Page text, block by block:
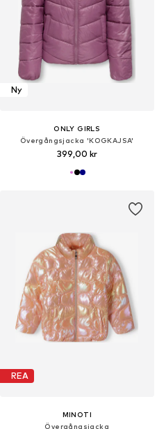
Ny
ONLY GIRLS
Övergångsjacka 'KOGKAJSA'
399,00 kr
REA
MINOTI
Övergångsjacka